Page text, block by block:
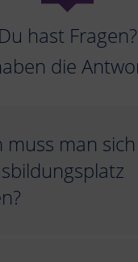
Du hast Fragen?
die
muss man